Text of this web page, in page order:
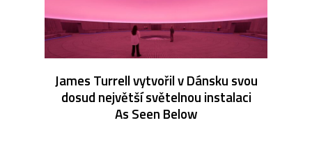
James Turrell vytvořil v Dánsku svou
dosud největší světelnou instalaci
As Seen Below